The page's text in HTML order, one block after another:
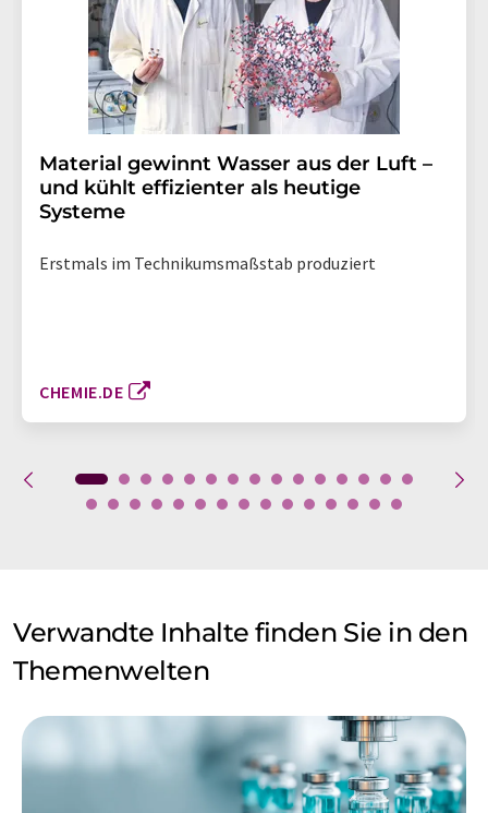
Material gewinnt Wasser aus der Luft –
und kühlt effizienter als heutige
Systeme
Erstmals im Technikumsmaßstab produziert
CHEMIE.DE
Verwandte Inhalte finden Sie in den
Themenwelten